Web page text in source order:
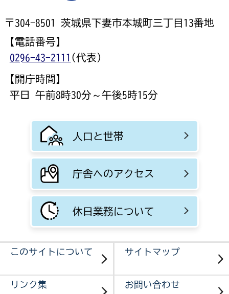
〒304-8501 茨城県下妻市本城町三丁目13番地
【電話番号】
0296-43-2111 (代表)
【開庁時間】
平日 午前8時30分～午後5時15分
人口と世帯
庁舎へのアクセス
休日業務について
このサイトについて サイトマップ
リンク集 お問い合わせ